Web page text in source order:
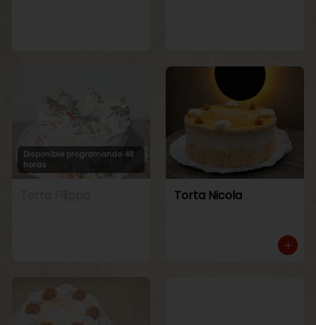
Disponible programando 48
horas
Torta Nicola